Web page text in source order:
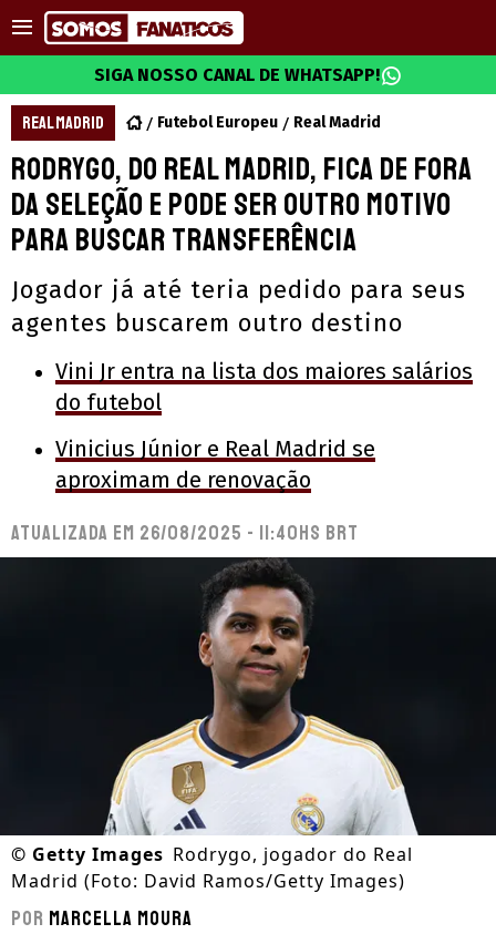
SIGA NOSSO CANAL DE WHATSAPP!
REAL MADRID Futebol Europeu Real Madrid
Rodrygo, do Real Madrid, fica de fora
da Seleção e pode ser outro motivo
para buscar transferência
Jogador já até teria pedido para seus
agentes buscarem outro destino
Vini Jr entra na lista dos maiores salários
do futebol
Vinicius Júnior e Real Madrid se
aproximam de renovação
Atualizada em 26/08/2025 - 11:40hs BRT
© Getty Images Rodrygo, jogador do Real
Madrid (Foto: David Ramos/Getty Images)
Por Marcella Moura